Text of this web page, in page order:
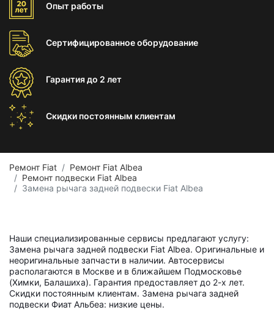
Опыт работы
Сертифицированноеоборудование
Гарантиядо 2 лет
Скидки постоянным клиентам
Ремонт Fiat
Ремонт Fiat Albea
Ремонт подвески Fiat Albea
Замена рычага задней подвески Fiat Albea
Наши специализированные сервисы предлагают услугу:
Замена рычага задней подвески Fiat Albea. Оригинальные и
неоригинальные запчасти в наличии. Автосервисы
располагаются в Москве и в ближайшем Подмосковье
(Химки, Балашиха). Гарантия предоставляет до 2-х лет.
Скидки постоянным клиентам. Замена рычага задней
подвески Фиат Альбеа: низкие цены.